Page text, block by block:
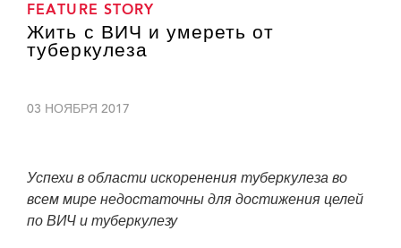
FEATURE STORY
Жить с ВИЧ и умереть от
туберкулеза
03 НОЯБРЯ 2017
Успехи в области искоренения туберкулеза во
всем мире недостаточны для достижения целей
по ВИЧ и туберкулезу